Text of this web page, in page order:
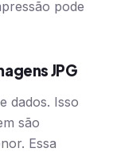
pode
JPG
dados. Isso
são
Essa